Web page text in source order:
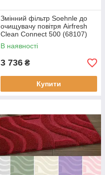
Змінний фільтр Soehnle до
очищувачу повітря Airfresh
Clean Connect 500 (68107)
В наявності
3 736 ₴
Купити